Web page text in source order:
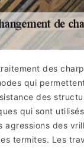
des
qui
des
qui sont
agressions des
termites. Les